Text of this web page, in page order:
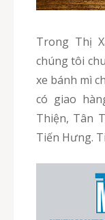
Trong Thị Xã Đồng Xoài của Bình Phước,
chúng tôi
xe bánh mì
có giao
Thiện, Tân
Tiến Hưng.